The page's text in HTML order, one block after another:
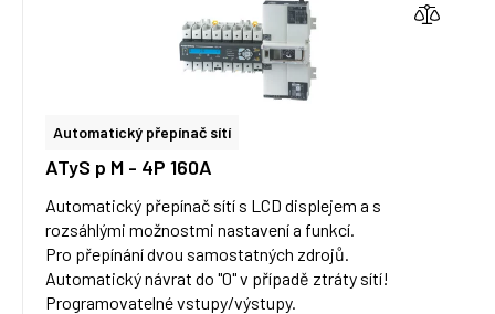
Automatický přepínač sítí
ATyS p M - 4P 160A
Automatický přepínač sítí s LCD displejem a s
rozsáhlými možnostmi nastavení a funkcí.
Pro přepínání dvou samostatných zdrojů.
Automatický návrat do "0" v případě ztráty sítí!
Programovatelné vstupy/výstupy.